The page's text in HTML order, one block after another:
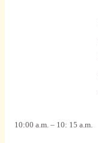
10:00 a.m. – 10: 15 a.m.